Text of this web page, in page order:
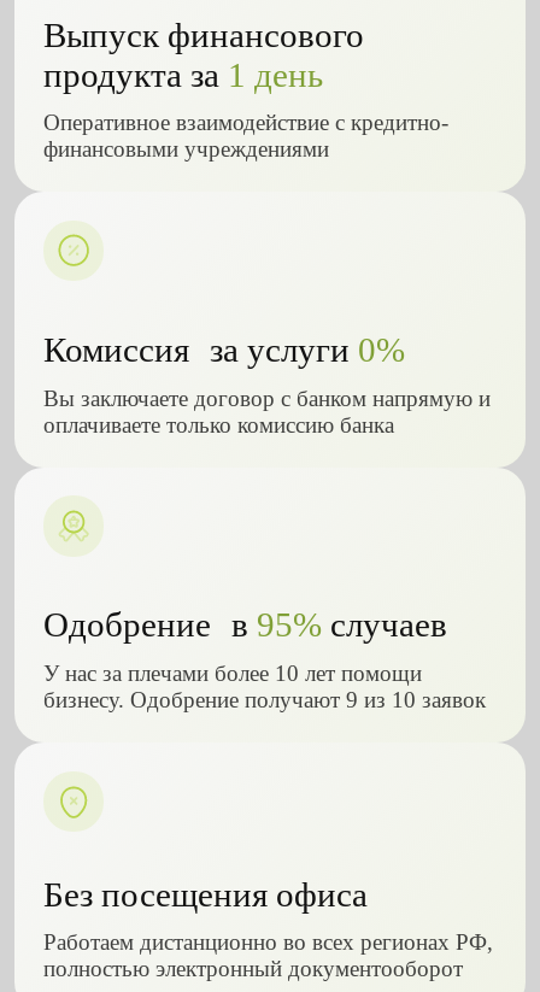
Выпуск финансового
продукта за 1 день
Оперативное взаимодействие с кредитно-
финансовыми учреждениями
Комиссия за услуги 0%
Вы заключаете договор с банком напрямую и
оплачиваете только комиссию банка
Одобрение в 95%случаев
У нас за плечами более 10 лет помощи
бизнесу. Одобрение получают 9 из 10 заявок
Без посещения офиса
Работаем дистанционно во всех регионах РФ,
полностью электронный документооборот